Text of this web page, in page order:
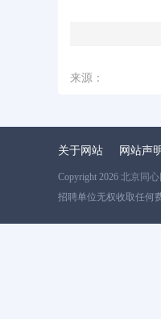
来源：
关于网站 网站声
Copyright 2026 北京同心
招聘单位无权收取任何